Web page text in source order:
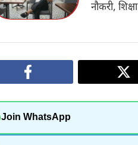
नौकरी,
Join WhatsApp